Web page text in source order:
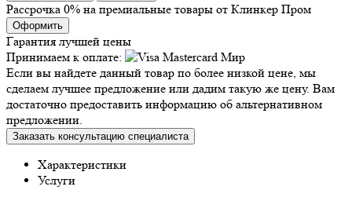
Рассрочка 0% на премиальные товары от Клинкер Пром
Оформить
Гарантия лучшей цены
Принимаем к оплате:
Если вы найдете данный товар по более низкой цене, мы
сделаем лучшее предложение или дадим такую же цену. Вам
достаточно предоставить информацию об альтернативном
предложении.
Заказать консультацию специалиста
Характеристики
Услуги